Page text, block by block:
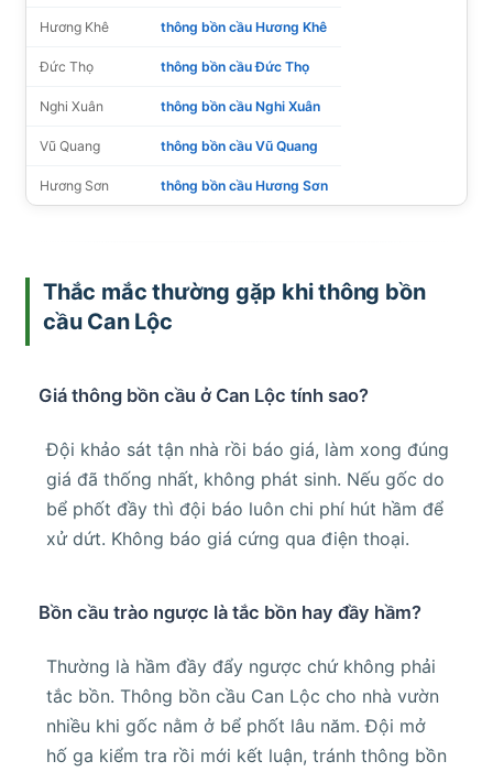
Hương Khê thông bồn cầu Hương Khê
Đức Thọ thông bồn cầu Đức Thọ
Nghi Xuân thông bồn cầu Nghi Xuân
Vũ Quang thông bồn cầu Vũ Quang
Hương Sơn thông bồn cầu Hương Sơn
Thắc mắc thường gặp khi thông bồn
cầu Can Lộc
Giá thông bồn cầu ở Can Lộc tính sao?
Đội khảo sát tận nhà rồi báo giá, làm xong đúng
giá đã thống nhất, không phát sinh. Nếu gốc do
bể phốt đầy thì đội báo luôn chi phí hút hầm để
xử dứt. Không báo giá cứng qua điện thoại.
Bồn cầu trào ngược là tắc bồn hay đầy hầm?
Thường là hầm đầy đẩy ngược chứ không phải
tắc bồn. Thông bồn cầu Can Lộc cho nhà vườn
nhiều khi gốc nằm ở bể phốt lâu năm. Đội mở
hố ga kiểm tra rồi mới kết luận, tránh thông bồn